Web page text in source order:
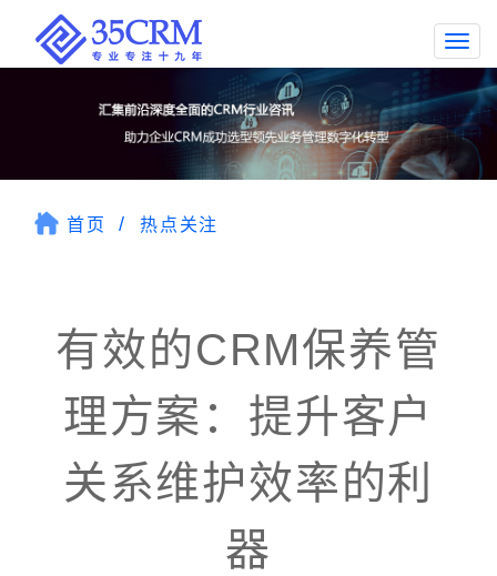
首页 热点关注
有效的CRM保养管
理方案：提升客户
关系维护效率的利
器